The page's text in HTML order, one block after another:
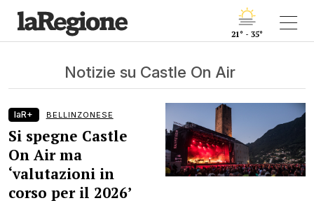
21° - 35°
Notizie su Castle On Air
laR+ BELLINZONESE
Si spegne Castle
On Air ma
‘valutazioni in
corso per il 2026’